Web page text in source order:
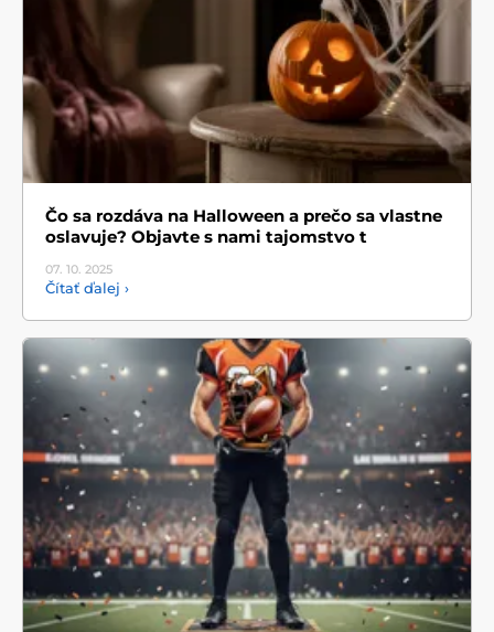
Čo sa rozdáva na Halloween a prečo sa vlastne
oslavuje? Objavte s nami tajomstvo t
07. 10. 2025
Čítať ďalej ›